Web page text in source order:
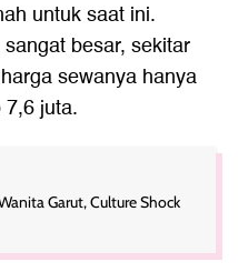
untuk saat ini.
besar, sekitar
sewanya hanya
juta.
Garut, Culture Shock